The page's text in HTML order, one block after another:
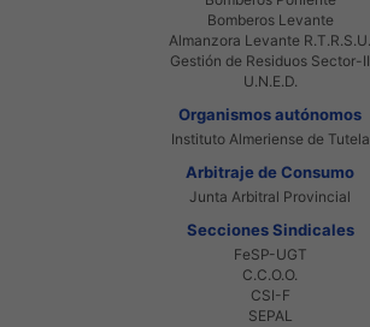
Bomberos Levante
Almanzora Levante R.T.R.S.U.
Gestión de Residuos Sector-II
U.N.E.D.
Organismos autónomos
Instituto Almeriense de Tutela
Arbitraje de Consumo
Junta Arbitral Provincial
Secciones Sindicales
FeSP-UGT
C.C.O.O.
CSI-F
SEPAL